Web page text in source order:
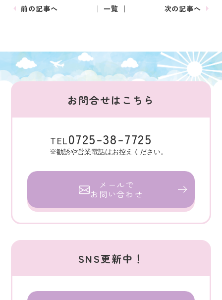
前の記事へ 次の記事へ
│ 一覧 │
お問合せはこちら
TEL0725-38-7725
メールで
お問い合わせ
SNS更新中！